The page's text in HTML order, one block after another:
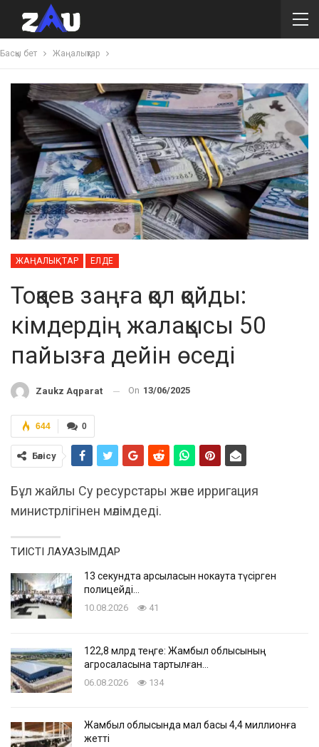
Басқы бет Жаңалықтар
ЖАҢАЛЫҚТАР ЕЛДЕ
Тоқаев заңға қол қойды:
кімдердің жалақысы 50
пайызға дейін өседі
Zaukz Aqparat On 13/06/2025
0
644
Бөлісу
Бұл жайлы Су ресурстары және ирригация
министрлігінен мәлімдеді.
ТИІСТІ ЛАУАЗЫМДАР
13 секундта қарсыласын нокаутқа түсірген
полицейді…
10.08.2026 41
122,8 млрд теңге: Жамбыл облысының
агросаласына тартылған…
06.08.2026 134
Жамбыл облысында мал басы 4,4 миллионға
жетті